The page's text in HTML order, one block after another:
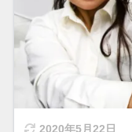
2020年5月22日